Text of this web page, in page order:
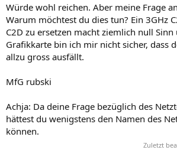
Würde wohl reichen. Aber meine Frage
Warum möchtest du dies tun? Ein 3GHz
C2D zu ersetzen macht ziemlich null
Grafikkarte bin ich mir nicht sicher, dass
allzu gross ausfällt.
MfG rubski
Achja: Da deine Frage bezüglich des
hättest du wenigstens den Namen des
können.
Zuletzt